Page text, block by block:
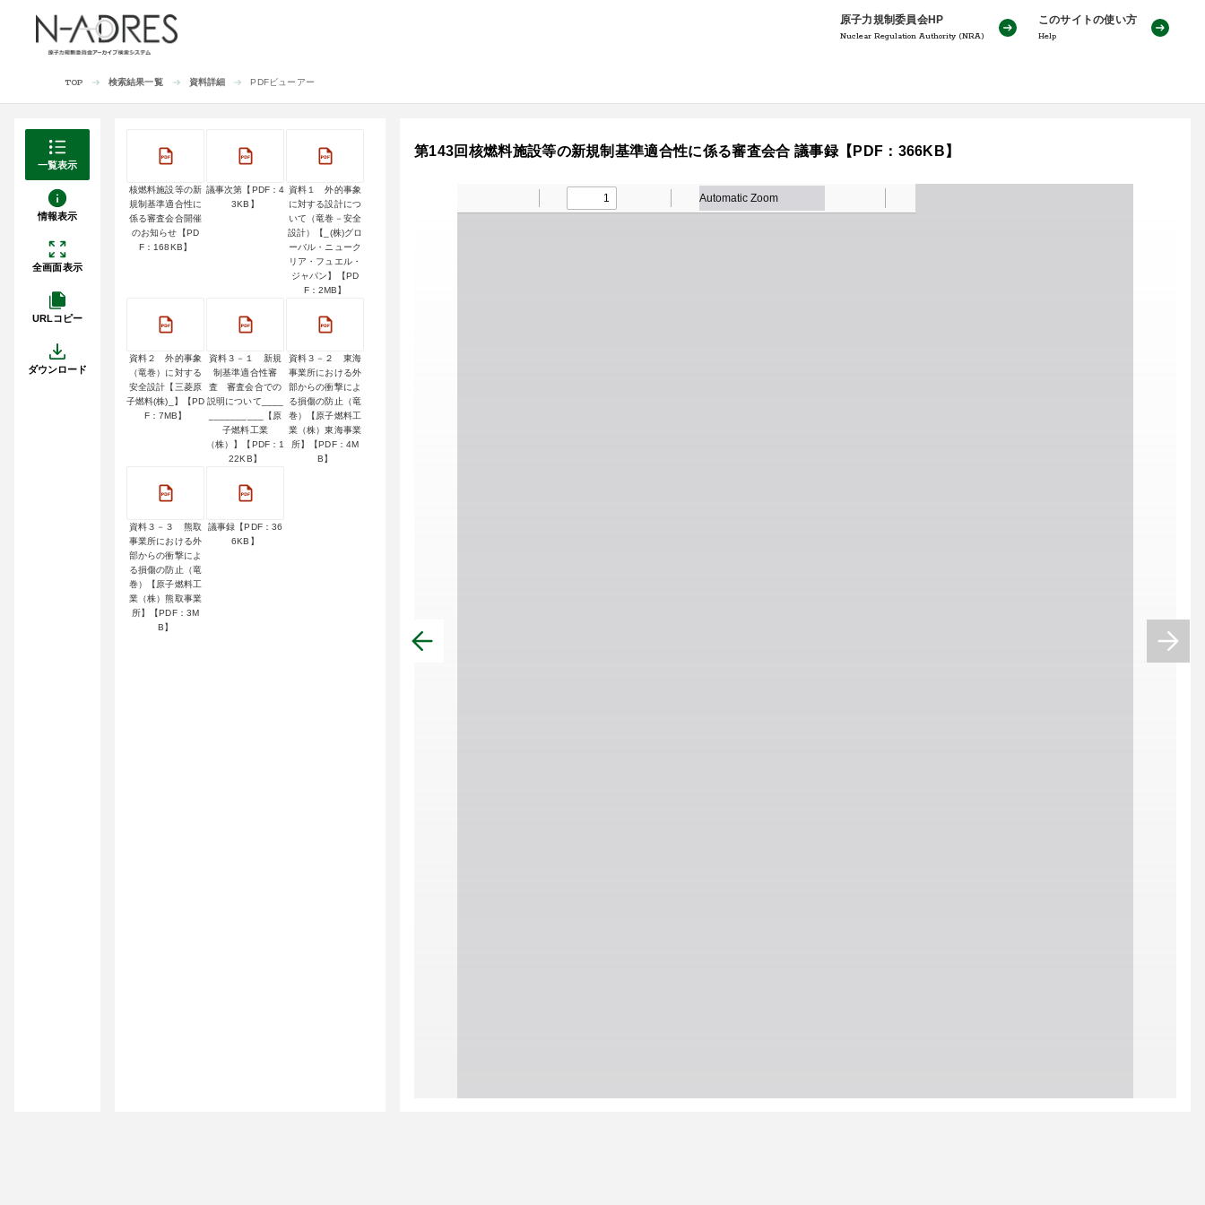
原子力規制委員会HP
Nuclear Regulation Authority (NRA)
このサイトの使い方
Help
TOP 検索結果一覧 資料詳細 PDFビューアー
一覧表示
情報表示
全画面表示
URLコピー
ダウンロード
核燃料施設等の新
規制基準適合性に
係る審査会合開催
のお知らせ【PD
F：168KB】
議事次第【PDF：4
3KB】
資料１ 外的事象
に対する設計につ
いて（竜巻－安全
設計）【_(株)グロ
ーバル・ニューク
リア・フュエル・
ジャパン】【PD
F：2MB】
資料２ 外的事象
（竜巻）に対する
安全設計【三菱原
子燃料(株)_】【PD
F：7MB】
資料３－１ 新規
制基準適合性審
査 審査会合での
説明について____
__________【原
子燃料工業
（株）】【PDF：1
22KB】
資料３－２ 東海
事業所における外
部からの衝撃によ
る損傷の防止（竜
巻）【原子燃料工
業（株）東海事業
所】【PDF：4M
B】
資料３－３ 熊取
事業所における外
部からの衝撃によ
る損傷の防止（竜
巻）【原子燃料工
業（株）熊取事業
所】【PDF：3M
B】
議事録【PDF：36
6KB】
第143回核燃料施設等の新規制基準適合性に係る審査会合 議事録【PDF：366KB】